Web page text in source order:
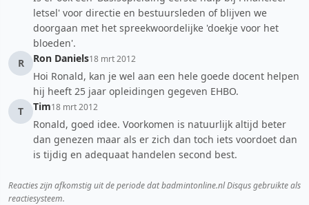
letsel' voor directie en bestuursleden of blijven we
doorgaan met het spreekwoordelijke 'doekje voor het
bloeden'.
R
Ron Daniels18 mrt 2012
Hoi Ronald, kan je wel aan een hele goede docent helpen
hij heeft 25 jaar opleidingen gegeven EHBO.
T
Tim18 mrt 2012
Ronald, goed idee. Voorkomen is natuurlijk altijd beter
dan genezen maar als er zich dan toch iets voordoet dan
is tijdig en adequaat handelen second best.
Reacties zijn afkomstig uit de periode dat badmintonline.nl Disqus gebruikte als
reactiesysteem.